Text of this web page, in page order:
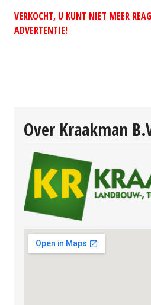
VERKOCHT, U KUNT NIET MEER
ADVERTENTIE!
Over Kraakman